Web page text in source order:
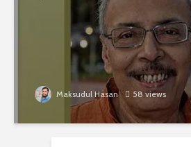
Maksudul Hasan 58 views